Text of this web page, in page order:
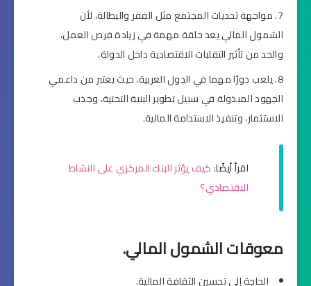
مواجهة تحديات المجتمع مثل الفقر والبطالة، لأن
الشمول المالي يعد حلقة مهمة في زيادة فرص العمل،
والحد من تأثير التقلبات الاقتصادية داخل الدولة.
يلعب دورًا مهما في الدول العربية، حيث يعتبر من داعمي
الجهود المبذولة في سبيل تطوير البنية التحتية، وجذب
الاستثمار، وتنفيذ الاستدامة المالية.
اقرأ أيضًا:كيف يؤثر البنك المركزي على النشاط
الاقتصادي؟
معوقات الشمول المالي.
الحاجة إلى تحسين الثقافة المالية.